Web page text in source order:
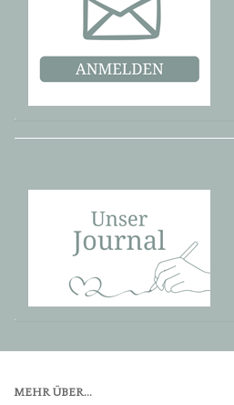
MEHR ÜBER...